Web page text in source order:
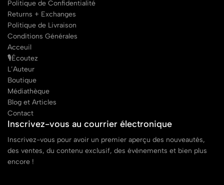
Politique de Confidentialité
Returns + Exchanges
Politique de Livraison
Conditions Générales
Acceuil
🎙Écoutez
L’Auteur
Boutique
Médiathèque
Blog et Articles
Contact
Inscrivez-vous au courrier électronique
Inscrivez-vous pour avoir un premier aperçu des nouveautés,
des ventes, du contenu exclusif, des événements et bien plus
encore !